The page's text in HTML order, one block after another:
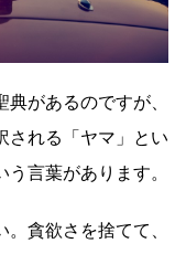
があるのですが、
される「ヤマ」とい
言葉があります。
貪欲さを捨てて、